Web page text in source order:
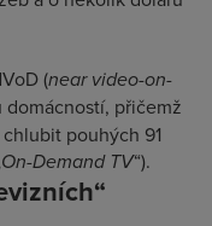
(near video-on-
přičemž
pouhých 91
On-Demand TV“).